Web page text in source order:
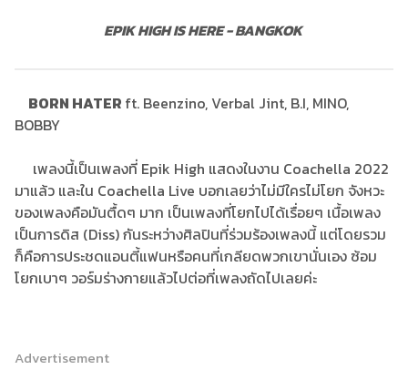
EPIK HIGH IS HERE - BANGKOK
BORN HATER ft. Beenzino, Verbal Jint, B.I, MINO,
BOBBY
เพลงนี้เป็นเพลงที่ Epik High แสดงในงาน Coachella 2022
มาแล้ว และใน Coachella Live บอกเลยว่าไม่มีใครไม่โยก จังหวะ
ของเพลงคือมันตื้ดๆ มาก เป็นเพลงที่โยกไปได้เรื่อยๆ เนื้อเพลง
เป็นการดิส (Diss) กันระหว่างศิลปินที่ร่วมร้องเพลงนี้ แต่โดยรวม
ก็คือการประชดแอนตี้แฟนหรือคนที่เกลียดพวกเขานั่นเอง ซ้อม
โยกเบาๆ วอร์มร่างกายแล้วไปต่อที่เพลงถัดไปเลยค่ะ
Advertisement